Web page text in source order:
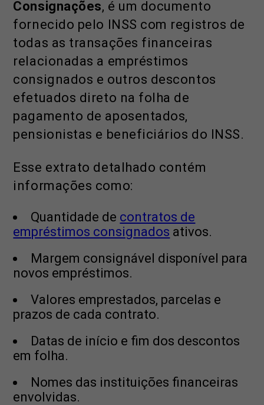
Consignações, é um documento
fornecido pelo INSS com registros de
todas as transações financeiras
relacionadas a empréstimos
consignados e outros descontos
efetuados direto na folha de
pagamento de aposentados,
pensionistas e beneficiários do INSS.
Esse extrato detalhado contém
informações como:
Quantidade de contratos de
empréstimos consignados ativos.
Margem consignável disponível para
novos empréstimos.
Valores emprestados, parcelas e
prazos de cada contrato.
Datas de início e fim dos descontos
em folha.
Nomes das instituições financeiras
envolvidas.